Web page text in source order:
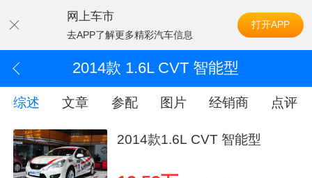
网上车市
去APP了解更多精彩汽车信息
打开APP
2014款 1.6L CVT 智能型
综述 文章 参配 图片 经销商 点评
2014款1.6L CVT 智能型